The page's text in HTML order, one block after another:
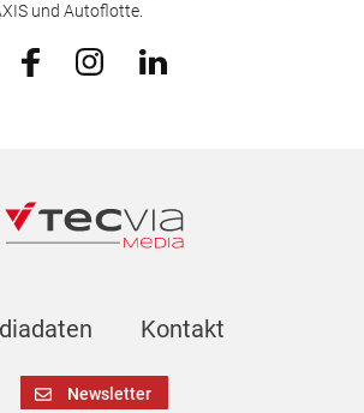
und Autoflotte.
Kontakt
Newsletter